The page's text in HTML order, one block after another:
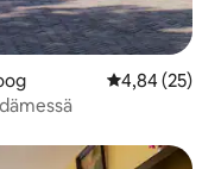
4,84 (25)